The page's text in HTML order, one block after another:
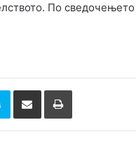
По сведочењето
Skype Сподели преку Е-маил Испринтај